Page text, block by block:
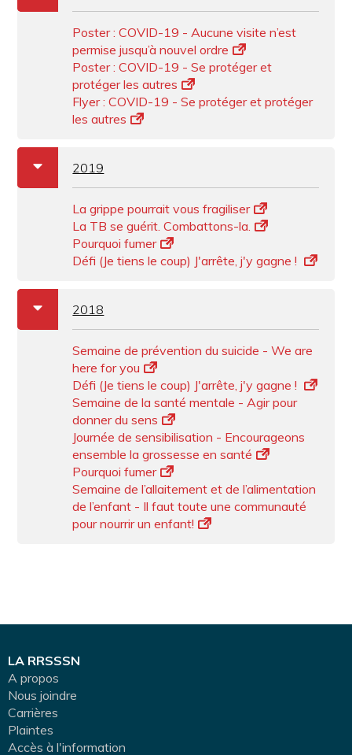
Poster : COVID-19 - Aucune visite n’est
permise jusqu’à nouvel ordre
Poster : COVID-19 - Se protéger et
protéger les autres
Flyer : COVID-19 - Se protéger et protéger
les autres
a
b 2019
La grippe pourrait vous fragiliser
La TB se guérit. Combattons-la.
Pourquoi fumer
Défi (Je tiens le coup) J'arrête, j'y gagne !
a
b 2018
Semaine de prévention du suicide - We are
here for you
Défi (Je tiens le coup) J'arrête, j'y gagne !
Semaine de la santé mentale - Agir pour
donner du sens
Journée de sensibilisation - Encourageons
ensemble la grossesse en santé
Pourquoi fumer
Semaine de l’allaitement et de l’alimentation
de l’enfant - Il faut toute une communauté
pour nourrir un enfant!
LA RRSSSN
A propos
Nous joindre
Carrières
Plaintes
Accès à l'information